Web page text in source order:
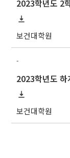
2023학년도 2
보건대학원
-
2023학년도 하
보건대학원